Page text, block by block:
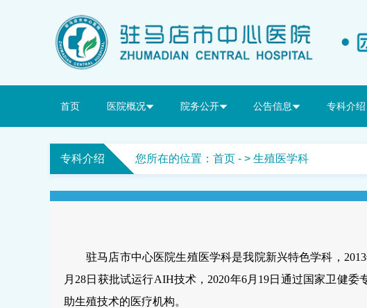
首页 医院概况 院务公开 公告信息 专科介绍
专科介绍 您所在的位置： 首页 - > 生殖医学科
驻马店市中心医院生殖医学科是我院新兴特色学科，
月28日获批试运行AIH技术，2020年6月19日通过国家卫健
助生殖技术的医疗机构。